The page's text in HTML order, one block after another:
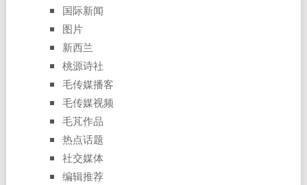
国际新闻
图片
新西兰
桃源诗社
毛传媒播客
毛传媒视频
毛芃作品
热点话题
社交媒体
编辑推荐